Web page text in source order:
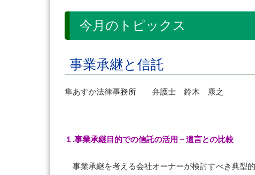
今月のトピックス
事業承継と信託
隼あすか法律事務所 弁護士 鈴木 康之
１.事業承継目的での信託の活用－遺言との比較
事業承継を考える会社オーナーが検討すべき典型